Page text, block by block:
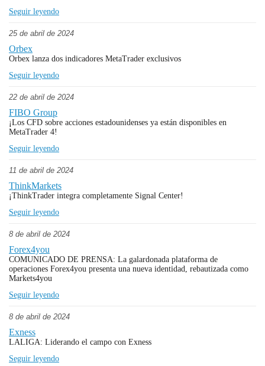
Seguir leyendo
25 de abril de 2024
Orbex
Orbex lanza dos indicadores MetaTrader exclusivos
Seguir leyendo
22 de abril de 2024
FIBO Group
¡Los CFD sobre acciones estadounidenses ya están disponibles en
MetaTrader 4!
Seguir leyendo
11 de abril de 2024
ThinkMarkets
¡ThinkTrader integra completamente Signal Center!
Seguir leyendo
8 de abril de 2024
Forex4you
COMUNICADO DE PRENSA: La galardonada plataforma de
operaciones Forex4you presenta una nueva identidad, rebautizada como
Markets4you
Seguir leyendo
8 de abril de 2024
Exness
LALIGA: Liderando el campo con Exness
Seguir leyendo